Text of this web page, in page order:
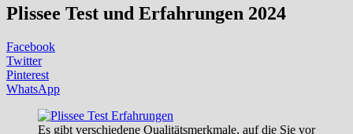
Plissee Test und Erfahrungen 2024
Facebook
Twitter
Pinterest
WhatsApp
Es gibt verschiedene Qualitätsmerkmale, auf die Sie vor